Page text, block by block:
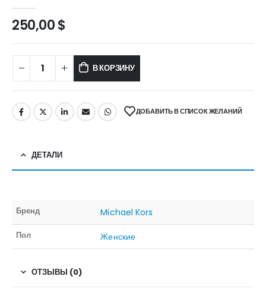
250,00$
В КОРЗИНУ
ДОБАВИТЬ В СПИСОК ЖЕЛАНИЙ
ДЕТАЛИ
Бренд Michael Kors
Пол Женские
ОТЗЫВЫ (0)